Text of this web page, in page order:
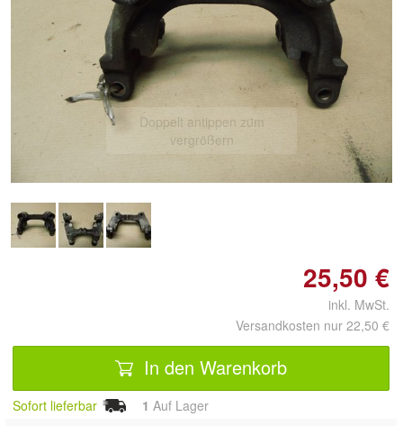
Doppelt antippen zum
vergrößern
25,50 €
inkl. MwSt.
Versandkosten nur 22,50 €
In den Warenkorb
Sofort lieferbar 1 Auf Lager